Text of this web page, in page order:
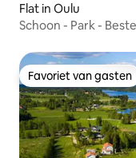
Flat in Oulu
Schoon - Park -
Favoriet van gasten
Favoriet van gasten